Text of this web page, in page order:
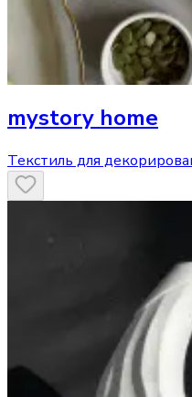
mystory home
Текстиль для